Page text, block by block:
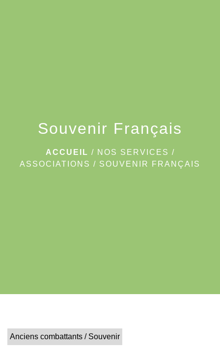
Souvenir Français
ACCUEIL / NOS SERVICES /
ASSOCIATIONS / SOUVENIR FRANÇAIS
Anciens combattants / Souvenir